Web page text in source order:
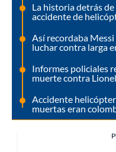
La historia detrás
accidente de
Así recordaba
luchar contra larga
Informes policiales
muerte contra
Accidente
muertas eran